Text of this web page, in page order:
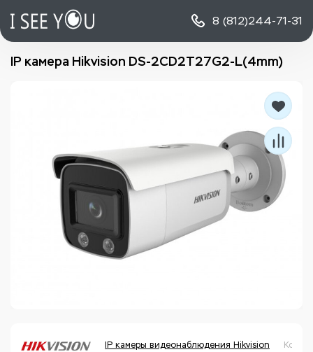
8 (812)244-71-31
IP камера Hikvision DS-2CD2T27G2-L(4mm)
IP камеры видеонаблюдения Hikvision Код